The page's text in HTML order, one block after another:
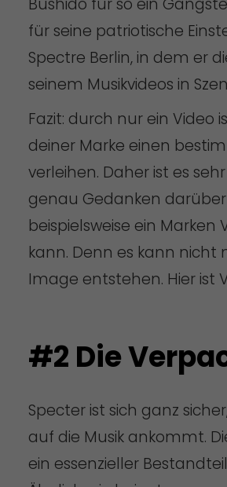
Bushido für so ein
für seine patriotische
Spectre Berlin, in dem er
seinem Musikvideos in
Fazit: durch nur ein Video
deiner Marke einen
verleihen. Daher ist es
genau Gedanken
beispielsweise ein Marken
kann. Denn es kann nicht
Image entstehen. Hier ist
#2 Die
Specter ist sich ganz
auf die Musik ankommt.
ein essenzieller